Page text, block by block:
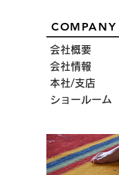
2025春夏カタログ
COMPANY
会社概要
会社情報
本社/支店
ショールーム